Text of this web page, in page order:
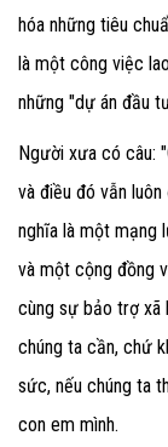
hóa những tiêu
là một công việc
những "dự án đầu
Người xưa có câu:
và điều đó vẫn
nghĩa là một mạng
và một cộng đồng
cùng sự bảo trợ xã
chúng ta cần, chứ
sức, nếu chúng ta
con em mình.